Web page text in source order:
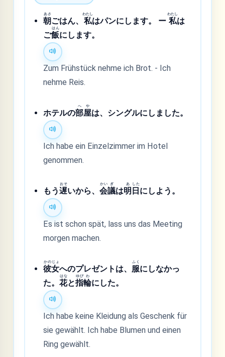
朝
あさ
ごはん、 私
わたし
はパンにします。 ー 私
わたし
は
ご飯
はん
にします。
Zum Frühstück nehme ich Brot. - Ich
nehme Reis.
ホテルの部
へ
屋
や
は、シングルにしました。
Ich habe ein Einzelzimmer im Hotel
genommen.
もう遅
おそ
いから、会
かい
議
ぎ
は明
あ
日
した
にしよう。
Es ist schon spät, lass uns das Meeting
morgen machen.
彼
かの
女
じょ
へのプレゼントは、 服
ふく
にしなかっ
た。花
はな
と指
ゆび
輪
わ
にした。
Ich habe keine Kleidung als Geschenk für
sie gewählt. Ich habe Blumen und einen
Ring gewählt.